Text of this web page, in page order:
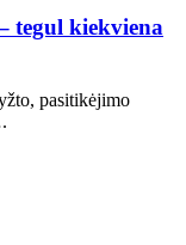
tegul kiekviena
pasitikėjimo